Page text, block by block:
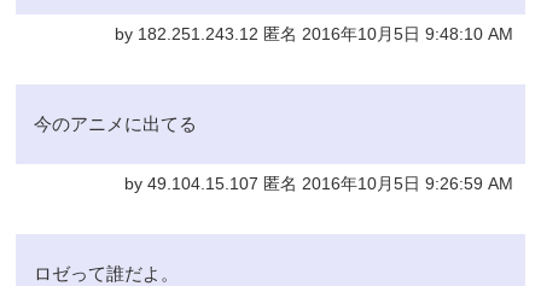
by 182.251.243.12 匿名 2016年10月5日 9:48:10 AM
今のアニメに出てる
by 49.104.15.107 匿名 2016年10月5日 9:26:59 AM
ロゼって誰だよ。